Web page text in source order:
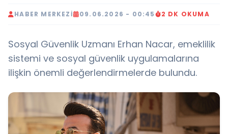
HABER MERKEZI 09.06.2026 - 00:45 2 DK OKUMA
Sosyal Güvenlik Uzmanı Erhan Nacar, emeklilik
sistemi ve sosyal güvenlik uygulamalarına
ilişkin önemli değerlendirmelerde bulundu.